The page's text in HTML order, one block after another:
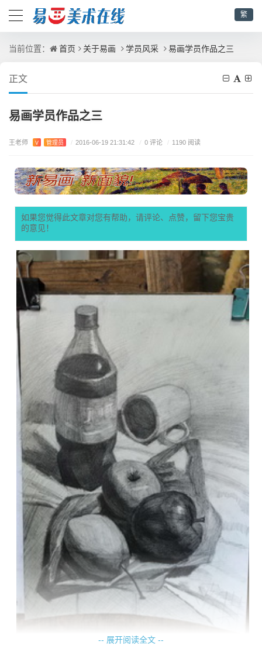
繁
当前位置： 首页 关于易画 学员风采 易画学员作品之三
正文
易画学员作品之三
王老师 V 管理员 / 2016-06-19 21:31:42 / 0 评论 / 1190 阅读
如果您觉得此文章对您有帮助，请评论、点赞，留下您宝贵
的意见！
-- 展开阅读全文 --